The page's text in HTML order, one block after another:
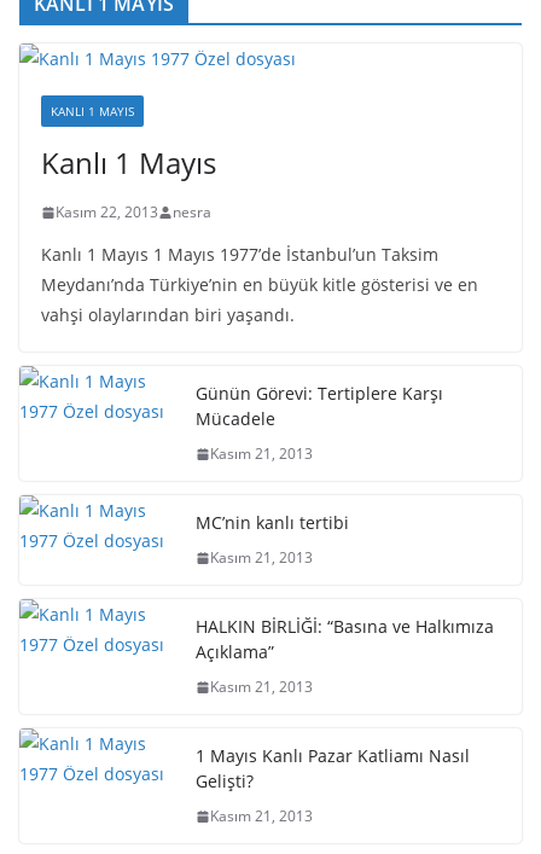
KANLI 1 MAYIS
Kanlı 1 Mayıs
Kasım 22, 2013 nesra
Kanlı 1 Mayıs 1 Mayıs 1977’de İstanbul’un Taksim
Meydanı’nda Türkiye’nin en büyük kitle gösterisi ve en
vahşi olaylarından biri yaşandı.
Günün Görevi: Tertiplere Karşı
Mücadele
Kasım 21, 2013
MC’nin kanlı tertibi
Kasım 21, 2013
HALKIN BİRLİĞİ: “Basına ve Halkımıza
Açıklama”
Kasım 21, 2013
1 Mayıs Kanlı Pazar Katliamı Nasıl
Gelişti?
Kasım 21, 2013